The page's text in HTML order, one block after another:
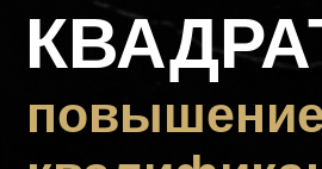
повышение
квалификации
Хотите овладеть искусством создания
курсе вы познакомитесь с уникальными
которые помогут вам освоить эту сложную